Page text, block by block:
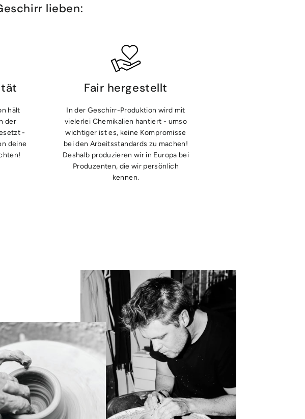
lieben:
hält
der
-
deine
Fair hergestellt
In der Geschirr-Produktion wird mit
vielerlei Chemikalien hantiert - umso
wichtiger ist es, keine Kompromisse
bei den Arbeitsstandards zu machen!
Deshalb produzieren wir in Europa bei
Produzenten, die wir persönlich
kennen.